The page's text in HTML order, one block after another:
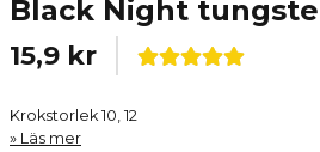
Black Night
15,9 kr
Krokstorlek 10, 12
Läs mer